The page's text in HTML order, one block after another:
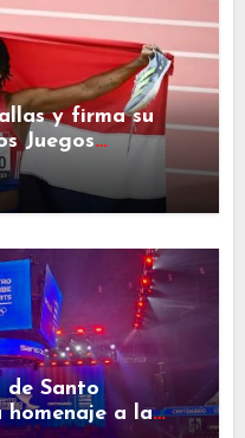
y firma su
Juegos
de Santo
homenaje a la